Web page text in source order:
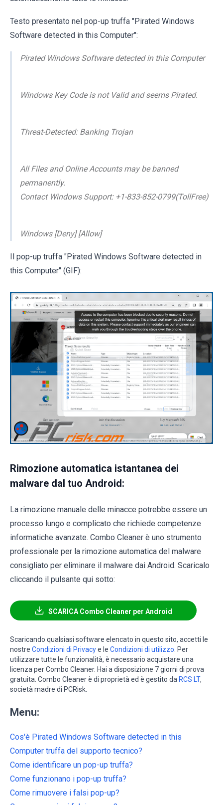
Testo presentato nel pop-up truffa "Pirated Windows
Software detected in this Computer":
Pirated Windows Software detected in this Computer
Windows Key Code is not Valid and seems Pirated.
Threat-Detected: Banking Trojan
All Files and Online Accounts may be banned
permanently.
Contact Windows Support: +1-833-852-0799(TollFree)
Windows [Deny] [Allow]
Il pop-up truffa "Pirated Windows Software detected in
this Computer" (GIF):
Rimozione automatica istantanea dei
malware dal tuo Android:
La rimozione manuale delle minacce potrebbe essere un
processo lungo e complicato che richiede competenze
informatiche avanzate. Combo Cleaner è uno strumento
professionale per la rimozione automatica del malware
consigliato per eliminare il malware dai Android. Scaricalo
cliccando il pulsante qui sotto:
SCARICA Combo Cleaner per Android
Scaricando qualsiasi software elencato in questo sito, accetti le
nostre Condizioni di Privacye le Condizioni di utilizzo. Per
utilizzare tutte le funzionalità, è necessario acquistare una
licenza per Combo Cleaner. Hai a disposizione 7 giorni di prova
gratuita. Combo Cleaner è di proprietà ed è gestito da RCS LT,
società madre di PCRisk.
Menu:
Cos'è Pirated Windows Software detected in this
Computer truffa del supporto tecnico?
Come identificare un pop-up truffa?
Come funzionano i pop-up truffa?
Come rimuovere i falsi pop-up?